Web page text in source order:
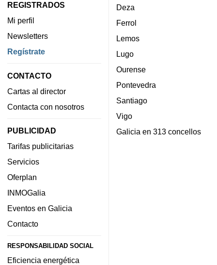
REGISTRADOS
Mi perfil
Newsletters
Regístrate
CONTACTO
Cartas al director
Contacta con nosotros
PUBLICIDAD
Tarifas publicitarias
Servicios
Oferplan
INMOGalia
Eventos en Galicia
Contacto
RESPONSABILIDAD SOCIAL
Eficiencia energética
Deza
Ferrol
Lemos
Lugo
Ourense
Pontevedra
Santiago
Vigo
Galicia en 313 concellos